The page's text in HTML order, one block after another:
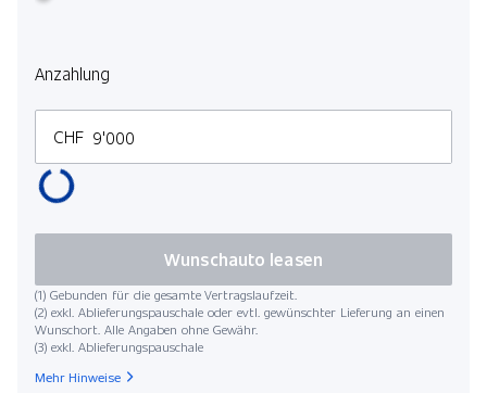
Anzahlung
CHF
(1) Gebunden für die gesamte Vertragslaufzeit.
(2) exkl. Ablieferungspauschale oder evtl. gewünschter Lieferung an einen
Wunschort. Alle Angaben ohne Gewähr.
(3) exkl. Ablieferungspauschale
Wunschauto leasen
Mehr Hinweise